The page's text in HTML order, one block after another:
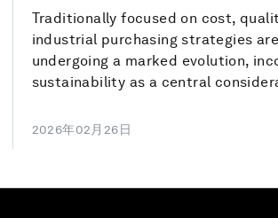
Traditionally focused on cost,
industrial purchasing strategies
undergoing a marked evolution,
sustainability as a central
2026年02月26日